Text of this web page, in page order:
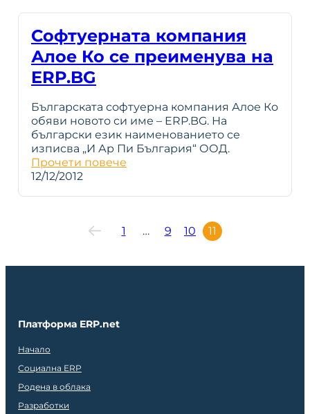
Софтуерната компания
Алое Ко се преименува на
ERP.BG
Българската софтуерна компания Алое Ко
обяви новото си име – ERP.BG. На
български език наименованието се
изписва „И Ар Пи България“ ООД.
Прочети повече
12/12/2012
1 … 9 10 11
Платформа ERP.net
Начало
Социална ERP
Родена в облака
Разработки